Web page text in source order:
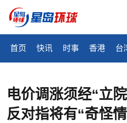
首页 快讯 时事 香港 台
电价调涨须经“立
反对指将有“奇怪